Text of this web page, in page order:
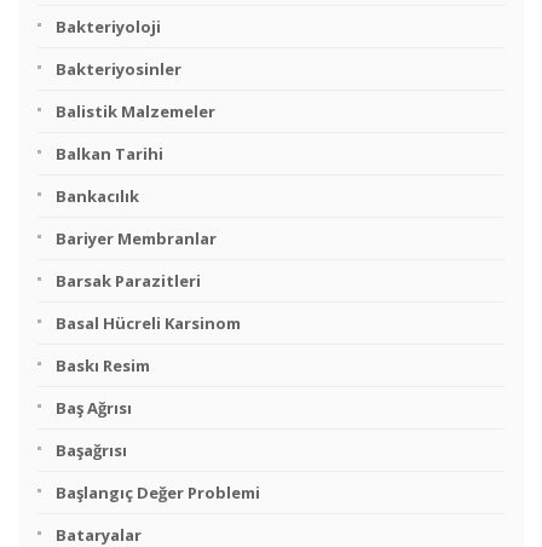
Bakteriyoloji
Bakteriyosinler
Balistik Malzemeler
Balkan Tarihi
Bankacılık
Bariyer Membranlar
Barsak Parazitleri
Basal Hücreli Karsinom
Baskı Resim
Baş Ağrısı
Başağrısı
Başlangıç Değer Problemi
Bataryalar